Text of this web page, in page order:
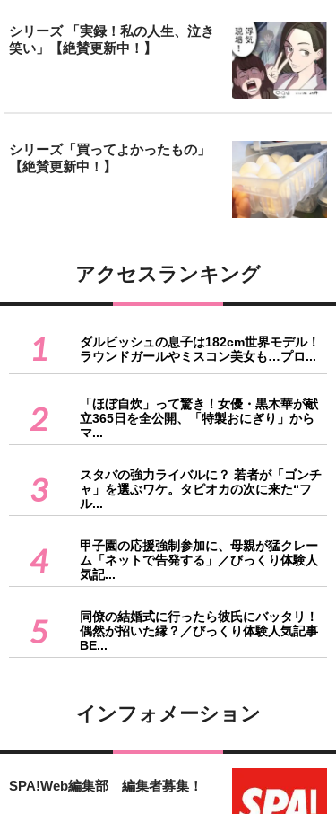
シリーズ 「実録！私の人生、泣き
笑い」【絶賛更新中！】
シリーズ「買ってよかったもの」
【絶賛更新中！】
アクセスランキング
1
ダルビッシュの息子は182cm世界モデル！
ラウンドガールやミスコン美女も…プロ...
2
「ほぼ自炊」って驚き！女優・黒木華が献
立365日を全公開、「特製おにぎり」から
マ...
3
スタバの強力ライバルに？ 若者が「ゴンチ
ャ」を選ぶワケ。タピオカの次に来た“フ
ル...
4
甲子園の応援強制参加に、母親が猛クレー
ム「ネットで告発する」／びっくり体験人
気記...
5
同僚の結婚式に行ったら彼氏にバッタリ！
偶然が招いた縁？／びっくり体験人気記事
BE...
インフォメーション
SPA!Web編集部 編集者募集！